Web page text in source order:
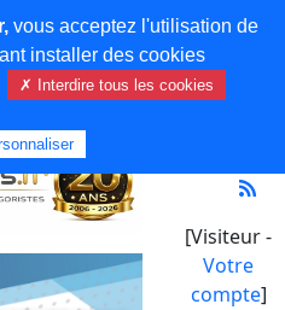
[Visiteur -
Votre
compte]
vous acceptez l'utilisation de
installer des cookies
✗ Interdire tous les cookies